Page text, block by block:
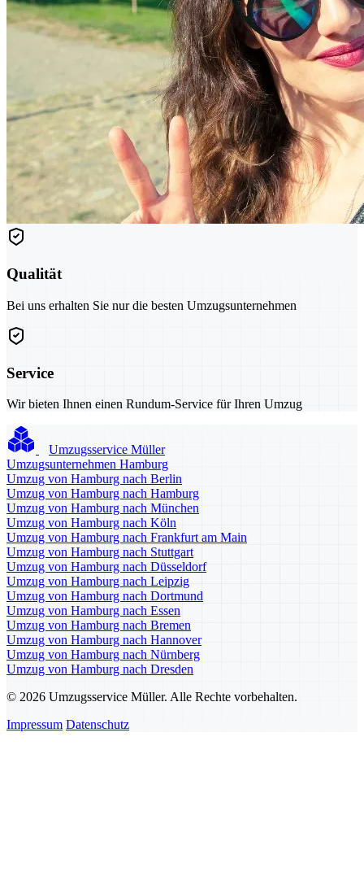
Qualität
Bei uns erhalten Sie nur die besten Umzugsunternehmen
Service
Wir bieten Ihnen einen Rundum-Service für Ihren Umzug
Umzugsservice Müller
Umzugsunternehmen Hamburg
Umzug von Hamburg nach Berlin
Umzug von Hamburg nach Hamburg
Umzug von Hamburg nach München
Umzug von Hamburg nach Köln
Umzug von Hamburg nach Frankfurt am Main
Umzug von Hamburg nach Stuttgart
Umzug von Hamburg nach Düsseldorf
Umzug von Hamburg nach Leipzig
Umzug von Hamburg nach Dortmund
Umzug von Hamburg nach Essen
Umzug von Hamburg nach Bremen
Umzug von Hamburg nach Hannover
Umzug von Hamburg nach Nürnberg
Umzug von Hamburg nach Dresden
© 2026 Umzugsservice Müller. Alle Rechte vorbehalten.
Impressum Datenschutz